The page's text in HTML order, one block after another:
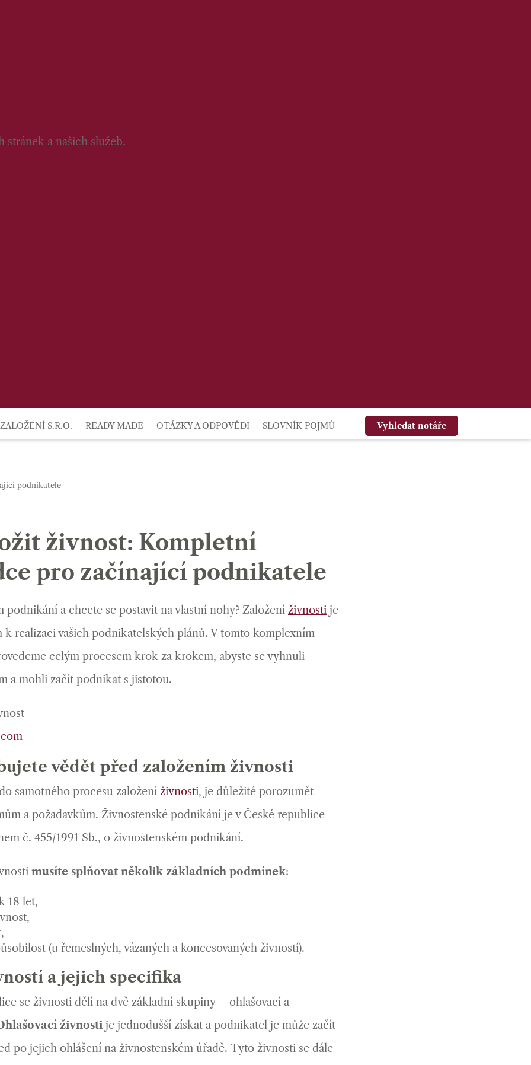
stránek a našich služeb.
ZALOŽENÍ S.R.O. READY MADE OTÁZKY A ODPOVĚDI SLOVNÍK POJMŮ Vyhledat notáře
podnikatele
živnost: Kompletní
pro začínající podnikatele
podnikání a chcete se postavit na vlastní nohy? Založení živnosti je
realizaci vašich podnikatelských plánů. V tomto komplexním
celým procesem krok za krokem, abyste se vyhnuli
a mohli začít podnikat s jistotou.
vědět před založením živnosti
samotného procesu založení živnosti, je důležité porozumět
a požadavkům. Živnostenské podnikání je v České republice
č. 455/1991 Sb., o živnostenském podnikání.
musíte splňovat několik základních podmínek:
18 let,
(u řemeslných, vázaných a koncesovaných živností).
a jejich specifika
se živnosti dělí na dvě základní skupiny – ohlašovací a
živnosti je jednodušší získat a podnikatel je může začít
po jejich ohlášení na živnostenském úřadě. Tyto živnosti se dále